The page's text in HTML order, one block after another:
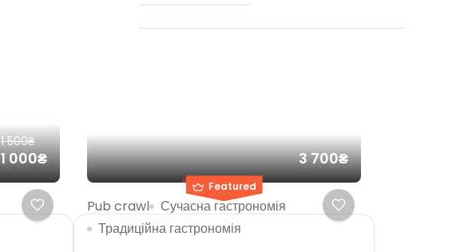
1 500₴
1 000₴
Featured
3 700₴
Pub crawl
Сучасна гастрономія
Традиційна гастрономія